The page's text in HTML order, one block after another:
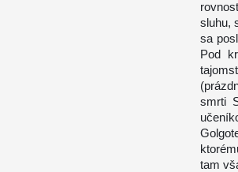
sluhu,
sa
Pod
smrti
tam